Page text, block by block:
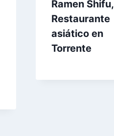
Ramen Shifu,
Restaurante
asiático en
Torrente